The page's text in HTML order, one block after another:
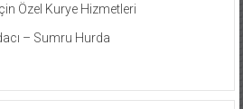
Özel Kurye Hizmetleri
– Sumru Hurda